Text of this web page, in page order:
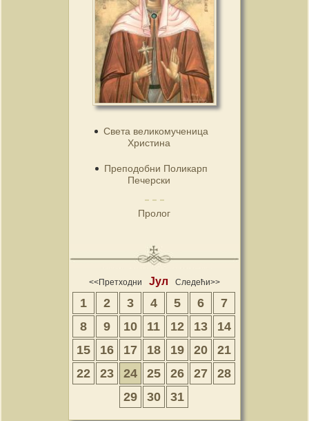
Света великомученица
Христина
Преподобни Поликарп
Печерски
Пролог
<<Претходни Јул Следећи>>
1 2 3 4 5 6
7
8
9 10 11 12 13
14
15
16 17 18 19 20
21
22
23 24 25 26 27
28
29
30 31